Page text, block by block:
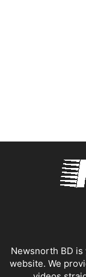
Newsnorth BD
website. We